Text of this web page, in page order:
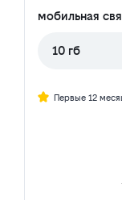
мобильная
10 гб
Первые 12